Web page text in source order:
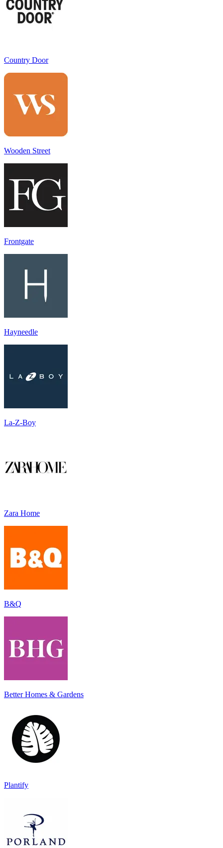
Country Door
Wooden Street
Frontgate
Hayneedle
La-Z-Boy
Zara Home
B&Q
Better Homes & Gardens
Plantify